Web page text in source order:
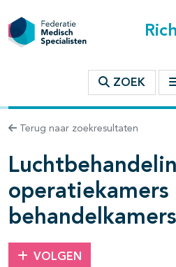
ZOEK
Terug naar zoekresultaten
operatiekamers
behandelkamers
VOLGEN
openklappen